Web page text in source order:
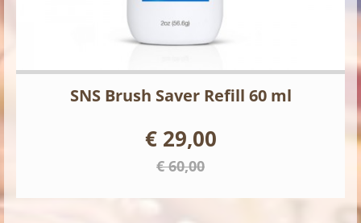
SNS Brush Saver Refill 60 ml
€ 29,00
€ 60,00